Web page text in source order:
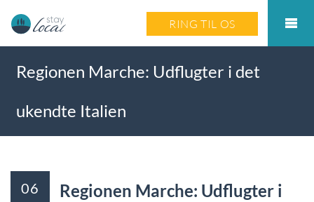
RING TIL OS
Regionen Marche: Udflugter i det
ukendte Italien
Regionen Marche: Udflugter i
06